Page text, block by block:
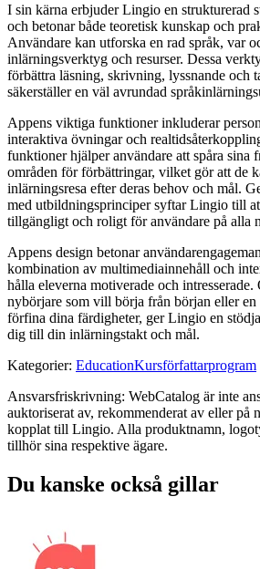
I sin kärna erbjuder Lingio en strukturerad
och betonar både teoretisk kunskap och
Användare kan utforska en rad språk, var
inlärningsverktyg och resurser. Dessa
förbättra läsning, skrivning, lyssnande och
säkerställer en väl avrundad
Appens viktiga funktioner inkluderar
interaktiva övningar och
funktioner hjälper användare att spåra sina
områden för förbättringar, vilket gör att de
inlärningsresa efter deras behov och mål.
med utbildningsprinciper syftar Lingio till
tillgängligt och roligt för användare på alla
Appens design betonar
kombination av multimediainnehåll och
hålla eleverna motiverade och intresserade.
nybörjare som vill börja från början eller
förfina dina färdigheter, ger Lingio en
dig till din inlärningstakt och mål.
Kategorier: EducationKursförfattarprogram
Ansvarsfriskrivning: WebCatalog är inte
auktoriserat av, rekommenderat av eller på
kopplat till Lingio. Alla produktnamn,
tillhör sina respektive ägare.
Du kanske också gillar